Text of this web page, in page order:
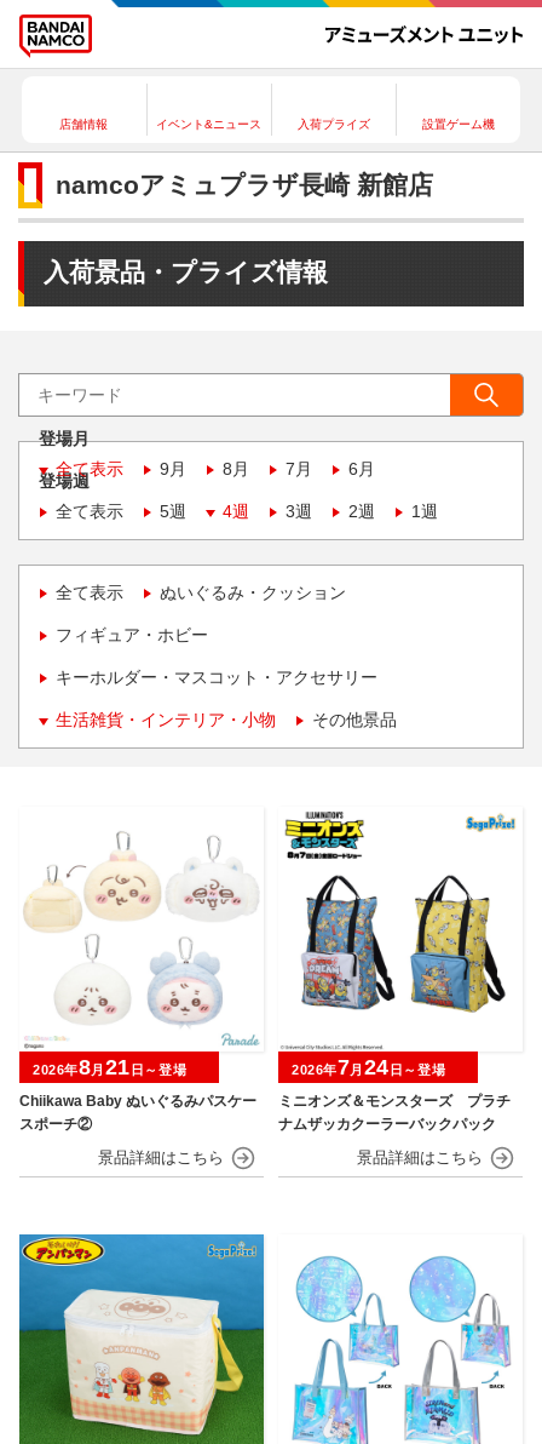
店舗情報 イベント&ニュース 入荷プライズ 設置ゲーム機
namcoアミュプラザ長崎 新館店
入荷景品・プライズ情報
登場月
全て表示
9月 8月 7月 6月
登場週
全て表示
5週 4週 3週 2週 1週
全て表示 ぬいぐるみ・クッション
フィギュア・ホビー
キーホルダー・マスコット・アクセサリー
生活雑貨・インテリア・小物 その他景品
Chiikawa Baby ぬいぐるみパスケー
スポーチ②
2026年8月 21 日～登場
ミニオンズ＆モンスターズ プラチ
ナムザッカクーラーバックパック
2026年7月 24 日～登場